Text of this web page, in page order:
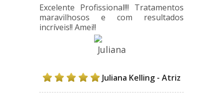
Excelente Profissional!!! Tratamentos
maravilhosos e com resultados
incríveis!! Amei!!
Juliana Kelling - Atriz